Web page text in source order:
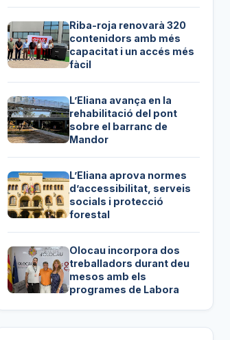
Riba-roja renovarà 320
contenidors amb més
capacitat i un accés més
fàcil
L’Eliana avança en la
rehabilitació del pont
sobre el barranc de
Mandor
L’Eliana aprova normes
d’accessibilitat, serveis
socials i protecció
forestal
Olocau incorpora dos
treballadors durant deu
mesos amb els
programes de Labora